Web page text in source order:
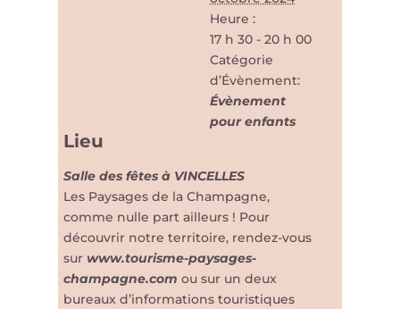
Heure :
17 h 30 - 20 h 00
Catégorie
d’Évènement:
Évènement
pour enfants
Lieu
Salle des fêtes à VINCELLES
Les Paysages de la Champagne,
comme nulle part ailleurs ! Pour
découvrir notre territoire, rendez-vous
sur www.tourisme-paysages-
champagne.com ou sur un deux
bureaux d’informations touristiques